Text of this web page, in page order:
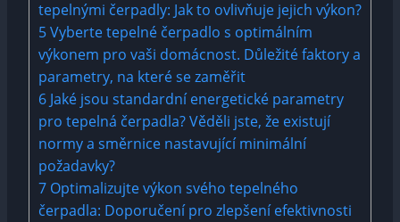
tepelnými čerpadly: Jak to ovlivňuje jejich výkon?
5Vyberte tepelné čerpadlo s optimálním
výkonem pro vaši domácnost. Důležité faktory a
parametry, na které se zaměřit
6 Jaké jsou standardní energetické parametry
pro tepelná čerpadla? Věděli jste, že existují
normy a směrnice nastavující minimální
požadavky?
7 Optimalizujte výkon svého tepelného
čerpadla: Doporučení pro zlepšení efektivnosti